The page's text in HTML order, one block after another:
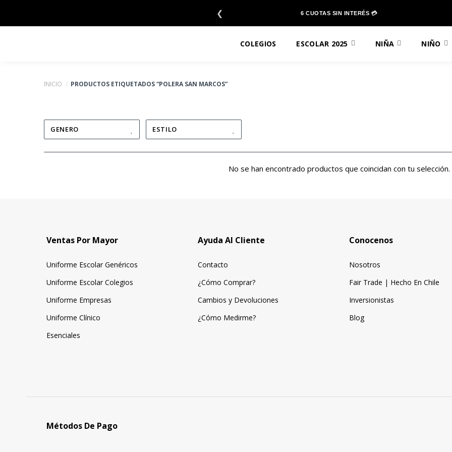
❮ 6 CUOTAS SIN INTERÉS 💳
COLEGIOS ESCOLAR 2025 NIÑA NIÑO
INICIO / PRODUCTOS ETIQUETADOS “POLERA SAN MARCOS”
GENERO ESTILO
No se han encontrado productos que coincidan con tu selección.
Ventas Por Mayor
Uniforme Escolar Genéricos
Uniforme Escolar Colegios
Uniforme Empresas
Uniforme Clínico
Esenciales
Ayuda Al Cliente
Contacto
¿Cómo Comprar?
Cambios y Devoluciones
¿Cómo Medirme?
Conocenos
Nosotros
Fair Trade | Hecho En Chile
Inversionistas
Blog
Métodos De Pago